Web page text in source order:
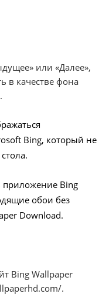
или «Далее»,
в качестве фона
Bing, который не
приложение Bing
обои без
Download.
Bing Wallpaper
.